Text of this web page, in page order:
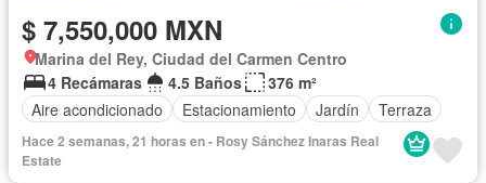
$ 7,550,000 MXN
Marina del Rey, Ciudad del Carmen Centro
4 Recámaras
4.5 Baños
376 m²
Aire acondicionado
Estacionamiento Jardín Terraza
Hace 2 semanas, 21 horas en - Rosy Sánchez Inaras Real
Estate